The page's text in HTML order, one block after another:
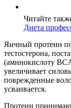
Читайте
Диета
Яичный протеин
тестостерона,
(аминокислоту
увеличивает
поврежденные
усваивается.
Протеин